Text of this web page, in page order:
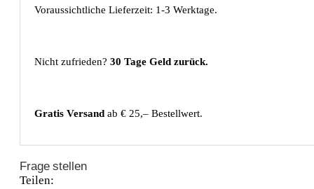
Voraussichtliche Lieferzeit: 1-3 Werktage.
Nicht zufrieden? 30 Tage Geld zurück.
Gratis Versand ab € 25,– Bestellwert.
Frage stellen
Teilen: